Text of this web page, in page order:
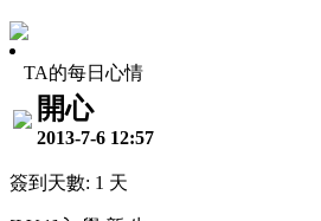
TA的每日心情
開心
2013-7-6 12:57
簽到天數: 1 天